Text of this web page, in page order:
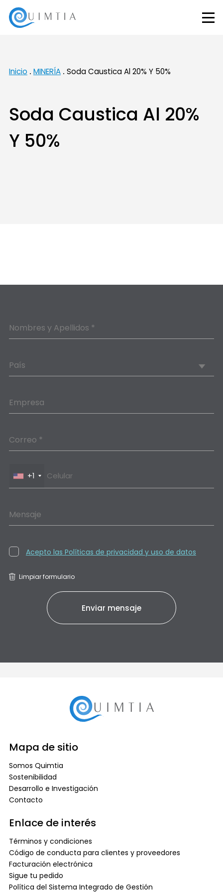
Inicio MINERÍA Soda Caustica Al 20% Y 50%
Soda Caustica Al 20%
Y 50%
Nombres y Apellidos *
País
Empresa
Correo *
+1
Mensaje
Acepto las Políticas de privacidad y uso de datos
Limpiar formulario
Mapa de sitio
Somos Quimtia
Sostenibilidad
Desarrollo e Investigación
Contacto
Enlace de interés
Términos y condiciones
Código de conducta para clientes y proveedores
Facturación electrónica
Sigue tu pedido
Política del Sistema Integrado de Gestión